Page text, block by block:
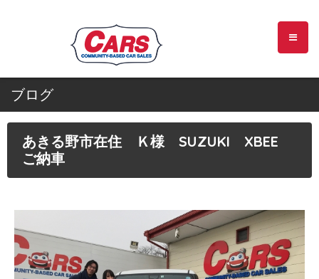
ブログ
あきる野市在住 Ｋ様 SUZUKI XBEE
ご納車